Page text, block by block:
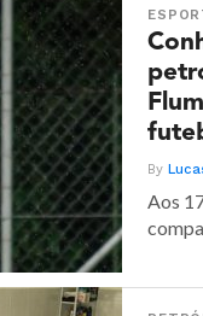
By
Aos